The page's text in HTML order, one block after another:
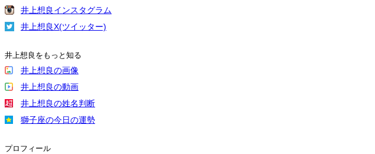
井上想良インスタグラム
井上想良X(ツイッター)
井上想良をもっと知る
井上想良の画像
井上想良の動画
井上想良の姓名判断
獅子座の今日の運勢
プロフィール